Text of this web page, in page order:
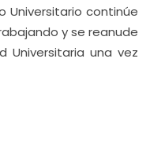
Universitario continúe
y se reanude
Universitaria una vez